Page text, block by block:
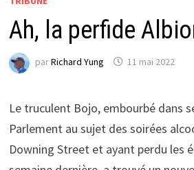
Ah, la perfide
parRichard Yung 11 mai 2022
Le truculent Bojo, embourbé dans
Parlement au sujet des soirées
Downing Street et ayant perdu les